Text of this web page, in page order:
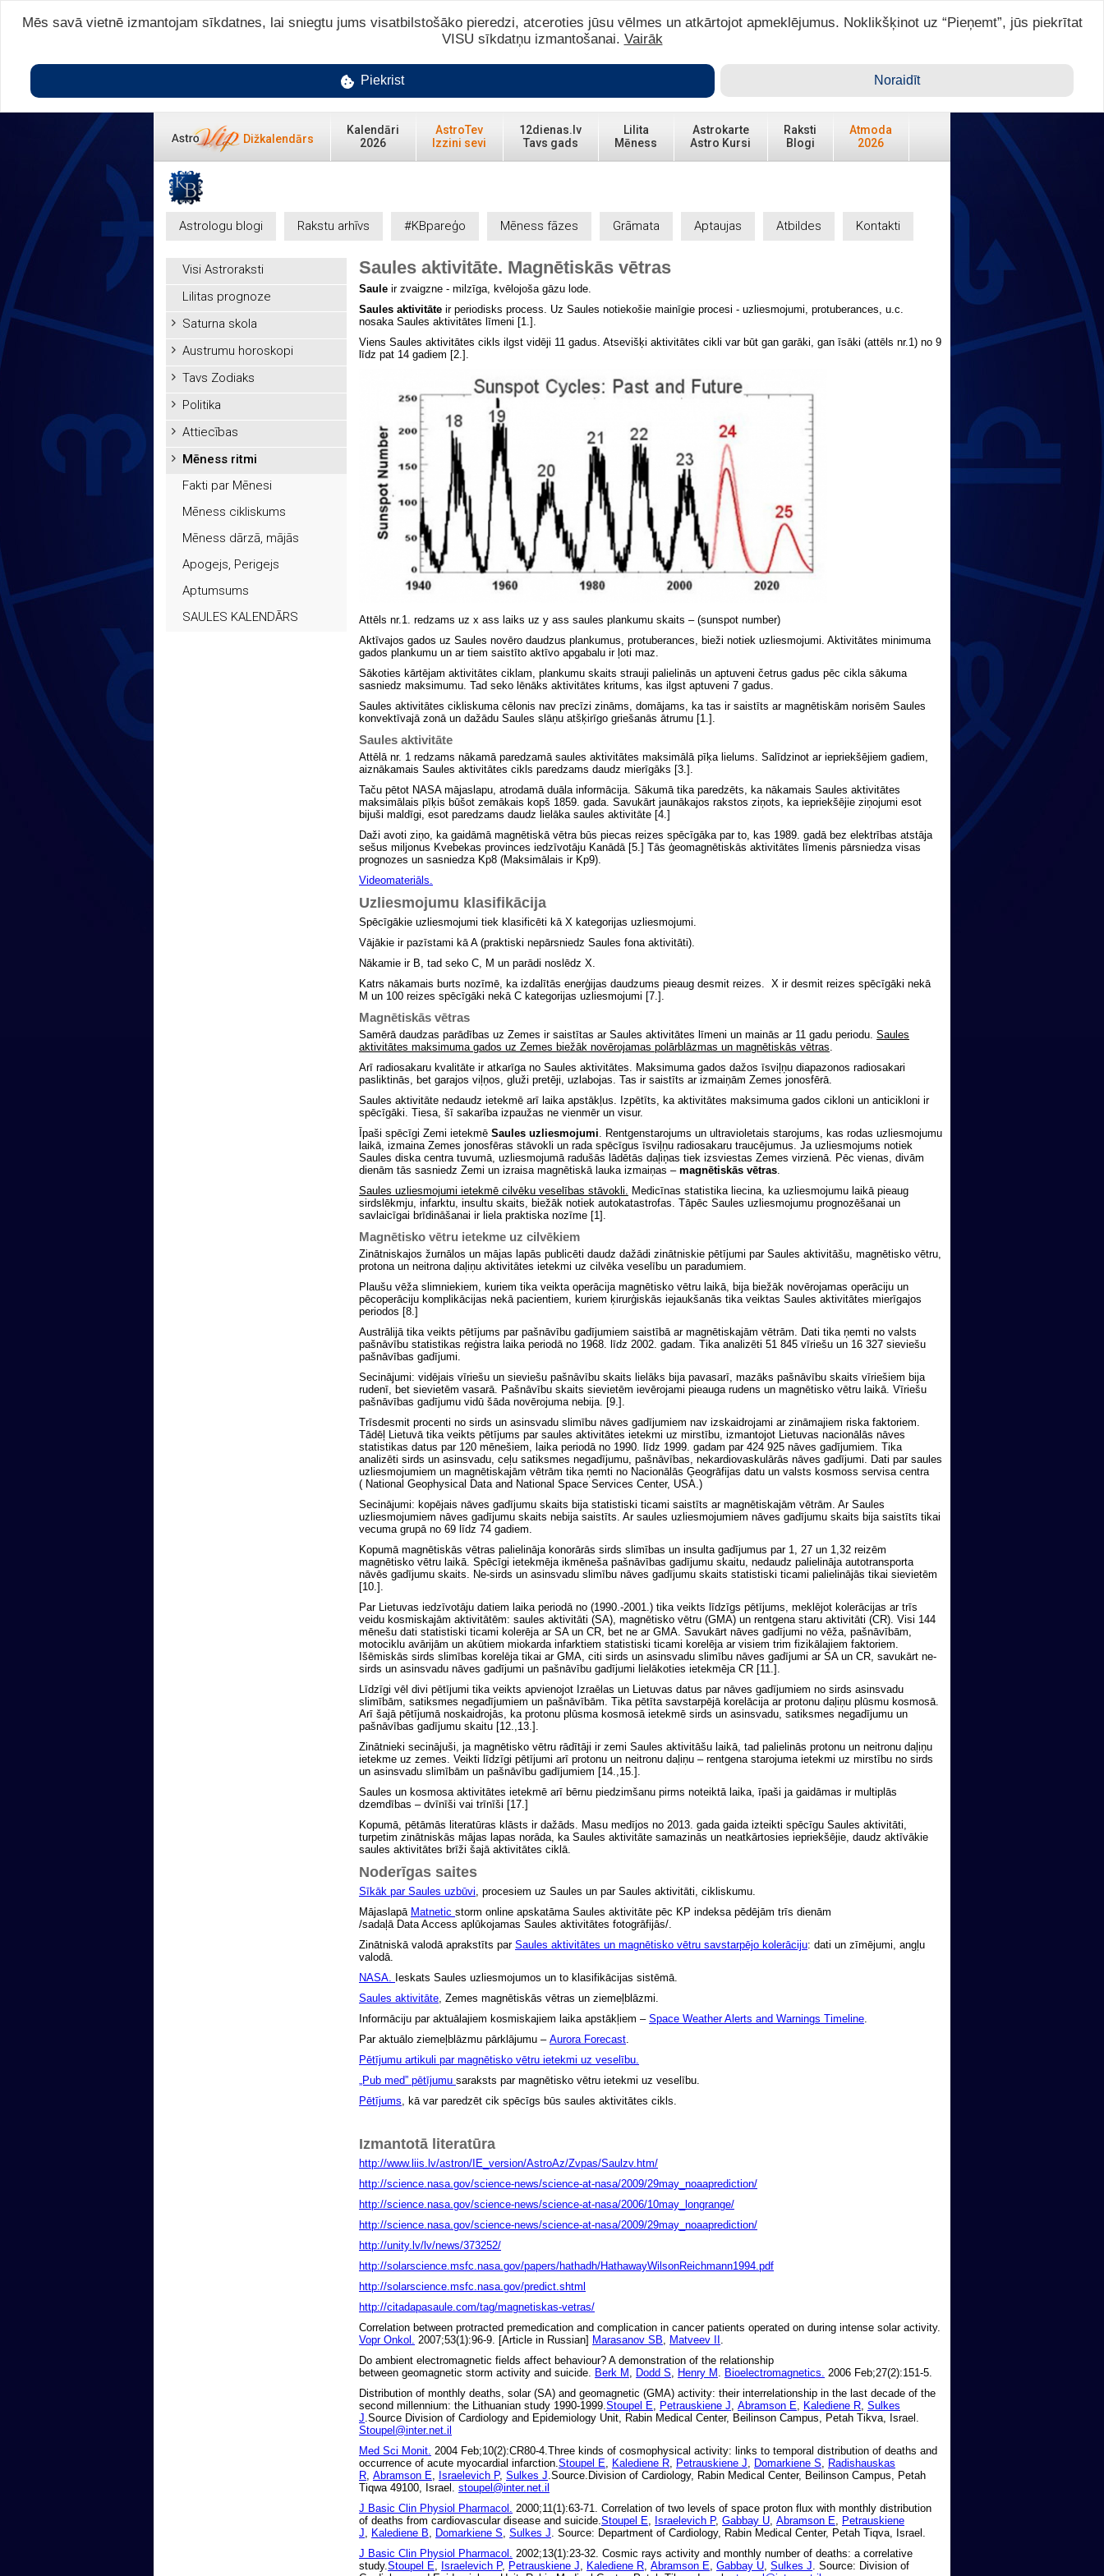
Ienākt ar ASTRO VIP >
Dižkalendārs
Kalendāri
2026
AstroTev
Izzini sevi
12dienas.lv
Tavs gads
Lilita
Mēness
Astrokarte
Astro Kursi
Raksti
Blogi
Atmoda
2026
Astrologu blogi Rakstu arhīvs #KBpareģo Mēness fāzes Grāmata Aptaujas Atbildes Kontakti
Visi Astroraksti
Lilitas prognoze
Saturna skola
Austrumu horoskopi
Tavs Zodiaks
Politika
Attiecības
Mēness ritmi
Fakti par Mēnesi
Mēness cikliskums
Mēness dārzā, mājās
Apogejs, Perigejs
Aptumsums
SAULES KALENDĀRS
Saules aktivitāte. Magnētiskās vētras
Saule ir zvaigzne - milzīga, kvēlojoša gāzu lode.
Saules aktivitāte ir periodisks process. Uz Saules notiekošie mainīgie procesi - uzliesmojumi, protuberances, u.c.
nosaka Saules aktivitātes līmeni [1.].
Viens Saules aktivitātes cikls ilgst vidēji 11 gadus. Atsevišķi aktivitātes cikli var būt gan garāki, gan īsāki (attēls nr.1) no 9
līdz pat 14 gadiem [2.].
Attēls nr.1. redzams uz x ass laiks uz y ass saules plankumu skaits – (sunspot number)
Aktīvajos gados uz Saules novēro daudzus plankumus, protuberances, bieži notiek uzliesmojumi. Aktivitātes minimuma
gados plankumu un ar tiem saistīto aktīvo apgabalu ir ļoti maz.
Sākoties kārtējam aktivitātes ciklam, plankumu skaits strauji palielinās un aptuveni četrus gadus pēc cikla sākuma
sasniedz maksimumu. Tad seko lēnāks aktivitātes kritums, kas ilgst aptuveni 7 gadus.
Saules aktivitātes cikliskuma cēlonis nav precīzi zināms, domājams, ka tas ir saistīts ar magnētiskām norisēm Saules
konvektīvajā zonā un dažādu Saules slāņu atšķirīgo griešanās ātrumu [1.].
Saules aktivitāte
Attēlā nr. 1 redzams nākamā paredzamā saules aktivitātes maksimālā pīķa lielums. Salīdzinot ar iepriekšējiem gadiem,
aiznākamais Saules aktivitātes cikls paredzams daudz mierīgāks [3.].
Taču pētot NASA mājaslapu, atrodamā duāla informācija. Sākumā tika paredzēts, ka nākamais Saules aktivitātes
maksimālais pīķis būšot zemākais kopš 1859. gada. Savukārt jaunākajos rakstos ziņots, ka iepriekšējie ziņojumi esot
bijuši maldīgi, esot paredzams daudz lielāka saules aktivitāte [4.]
Daži avoti ziņo, ka gaidāmā magnētiskā vētra būs piecas reizes spēcīgāka par to, kas 1989. gadā bez elektrības atstāja
sešus miljonus Kvebekas provinces iedzīvotāju Kanādā [5.] Tās ģeomagnētiskās aktivitātes līmenis pārsniedza visas
prognozes un sasniedza Kp8 (Maksimālais ir Kp9).
Videomateriāls.
Uzliesmojumu klasifikācija
Spēcīgākie uzliesmojumi tiek klasificēti kā X kategorijas uzliesmojumi.
Vājākie ir pazīstami kā A (praktiski nepārsniedz Saules fona aktivitāti).
Nākamie ir B, tad seko C, M un parādi noslēdz X.
Katrs nākamais burts nozīmē, ka izdalītās enerģijas daudzums pieaug desmit reizes. X ir desmit reizes spēcīgāki nekā
M un 100 reizes spēcīgāki nekā C kategorijas uzliesmojumi [7.].
Magnētiskās vētras
Samērā daudzas parādības uz Zemes ir saistītas ar Saules aktivitātes līmeni un mainās ar 11 gadu periodu. Saules
aktivitātes maksimuma gados uz Zemes biežāk novērojamas polārblāzmas un magnētiskās vētras.
Arī radiosakaru kvalitāte ir atkarīga no Saules aktivitātes. Maksimuma gados dažos īsviļņu diapazonos radiosakari
pasliktinās, bet garajos viļņos, gluži pretēji, uzlabojas. Tas ir saistīts ar izmaiņām Zemes jonosfērā.
Saules aktivitāte nedaudz ietekmē arī laika apstākļus. Izpētīts, ka aktivitātes maksimuma gados cikloni un anticikloni ir
spēcīgāki. Tiesa, šī sakarība izpaužas ne vienmēr un visur.
Īpaši spēcīgi Zemi ietekmē Saules uzliesmojumi. Rentgenstarojums un ultravioletais starojums, kas rodas uzliesmojumu
laikā, izmaina Zemes jonosfēras stāvokli un rada spēcīgus īsviļņu radiosakaru traucējumus. Ja uzliesmojums notiek
Saules diska centra tuvumā, uzliesmojumā radušās lādētās daļiņas tiek izsviestas Zemes virzienā. Pēc vienas, divām
dienām tās sasniedz Zemi un izraisa magnētiskā lauka izmaiņas – magnētiskās vētras.
Saules uzliesmojumi ietekmē cilvēku veselības stāvokli. Medicīnas statistika liecina, ka uzliesmojumu laikā pieaug
sirdslēkmju, infarktu, insultu skaits, biežāk notiek autokatastrofas. Tāpēc Saules uzliesmojumu prognozēšanai un
savlaicīgai brīdināšanai ir liela praktiska nozīme [1].
Magnētisko vētru ietekme uz cilvēkiem
Zinātniskajos žurnālos un mājas lapās publicēti daudz dažādi zinātniskie pētījumi par Saules aktivitāšu, magnētisko vētru,
protona un neitrona daļiņu aktivitātes ietekmi uz cilvēka veselību un paradumiem.
Plaušu vēža slimniekiem, kuriem tika veikta operācija magnētisko vētru laikā, bija biežāk novērojamas operāciju un
pēcoperāciju komplikācijas nekā pacientiem, kuriem ķirurģiskās iejaukšanās tika veiktas Saules aktivitātes mierīgajos
periodos [8.]
Austrālijā tika veikts pētījums par pašnāvību gadījumiem saistībā ar magnētiskajām vētrām. Dati tika ņemti no valsts
pašnāvību statistikas reģistra laika periodā no 1968. līdz 2002. gadam. Tika analizēti 51 845 vīriešu un 16 327 sieviešu
pašnāvības gadījumi.
Secinājumi: vidējais vīriešu un sieviešu pašnāvību skaits lielāks bija pavasarī, mazāks pašnāvību skaits vīriešiem bija
rudenī, bet sievietēm vasarā. Pašnāvību skaits sievietēm ievērojami pieauga rudens un magnētisko vētru laikā. Vīriešu
pašnāvības gadījumu vidū šāda novērojuma nebija. [9.].
Trīsdesmit procenti no sirds un asinsvadu slimību nāves gadījumiem nav izskaidrojami ar zināmajiem riska faktoriem.
Tādēļ Lietuvā tika veikts pētījums par saules aktivitātes ietekmi uz mirstību, izmantojot Lietuvas nacionālās nāves
statistikas datus par 120 mēnešiem, laika periodā no 1990. līdz 1999. gadam par 424 925 nāves gadījumiem. Tika
analizēti sirds un asinsvadu, ceļu satiksmes negadījumu, pašnāvības, nekardiovaskulārās nāves gadījumi. Dati par saules
uzliesmojumiem un magnētiskajām vētrām tika ņemti no Nacionālās Ģeogrāfijas datu un valsts kosmoss servisa centra
( National Geophysical Data and National Space Services Center, USA.)
Secinājumi: kopējais nāves gadījumu skaits bija statistiski ticami saistīts ar magnētiskajām vētrām. Ar Saules
uzliesmojumiem nāves gadījumu skaits nebija saistīts. Ar saules uzliesmojumiem nāves gadījumu skaits bija saistīts tikai
vecuma grupā no 69 līdz 74 gadiem.
Kopumā magnētiskās vētras palielināja konorārās sirds slimības un insulta gadījumus par 1, 27 un 1,32 reizēm
magnētisko vētru laikā. Spēcīgi ietekmēja ikmēneša pašnāvības gadījumu skaitu, nedaudz palielināja autotransporta
nāvēs gadījumu skaits. Ne-sirds un asinsvadu slimību nāves gadījumu skaits statistiski ticami palielinājās tikai sievietēm
[10.].
Par Lietuvas iedzīvotāju datiem laika periodā no (1990.-2001.) tika veikts līdzīgs pētījums, meklējot kolerācijas ar trīs
veidu kosmiskajām aktivitātēm: saules aktivitāti (SA), magnētisko vētru (GMA) un rentgena staru aktivitāti (CR). Visi 144
mēnešu dati statistiski ticami kolerēja ar SA un CR, bet ne ar GMA. Savukārt nāves gadījumi no vēža, pašnāvībām,
motociklu avārijām un akūtiem miokarda infarktiem statistiski ticami korelēja ar visiem trim fizikālajiem faktoriem.
Išēmiskās sirds slimības korelēja tikai ar GMA, citi sirds un asinsvadu slimību nāves gadījumi ar SA un CR, savukārt ne-
sirds un asinsvadu nāves gadījumi un pašnāvību gadījumi lielākoties ietekmēja CR [11.].
Līdzīgi vēl divi pētījumi tika veikts apvienojot Izraēlas un Lietuvas datus par nāves gadījumiem no sirds asinsvadu
slimībām, satiksmes negadījumiem un pašnāvībām. Tika pētīta savstarpējā korelācija ar protonu daļiņu plūsmu kosmosā.
Arī šajā pētījumā noskaidrojās, ka protonu plūsma kosmosā ietekmē sirds un asinsvadu, satiksmes negadījumu un
pašnāvības gadījumu skaitu [12.,13.].
Zinātnieki secinājuši, ja magnētisko vētru rādītāji ir zemi Saules aktivitāšu laikā, tad palielinās protonu un neitronu daļiņu
ietekme uz zemes. Veikti līdzīgi pētījumi arī protonu un neitronu daļiņu – rentgena starojuma ietekmi uz mirstību no sirds
un asinsvadu slimībām un pašnāvību gadījumiem [14.,15.].
Saules un kosmosa aktivitātes ietekmē arī bērnu piedzimšanu pirms noteiktā laika, īpaši ja gaidāmas ir multiplās
dzemdības – dvīnīši vai trīnīši [17.]
Kopumā, pētāmās literatūras klāsts ir dažāds. Masu medījos no 2013. gada gaida izteikti spēcīgu Saules aktivitāti,
turpetim zinātniskās mājas lapas norāda, ka Saules aktivitāte samazinās un neatkārtosies iepriekšējie, daudz aktīvākie
saules aktivitātes brīži šajā aktivitātes ciklā.
Noderīgas saites
Sīkāk par Saules uzbūvi, procesiem uz Saules un par Saules aktivitāti, cikliskumu.
Mājaslapā Matnetic storm online apskatāma Saules aktivitāte pēc KP indeksa pēdējām trīs dienām
/sadaļā Data Access aplūkojamas Saules aktivitātes fotogrāfijās/.
Zinātniskā valodā aprakstīts par Saules aktivitātes un magnētisko vētru savstarpējo kolerāciju: dati un zīmējumi, angļu
valodā.
NASA. Ieskats Saules uzliesmojumos un to klasifikācijas sistēmā.
Saules aktivitāte, Zemes magnētiskās vētras un ziemeļblāzmi.
Informāciju par aktuālajiem kosmiskajiem laika apstākļiem – Space Weather Alerts and Warnings Timeline.
Par aktuālo ziemeļblāzmu pārklājumu – Aurora Forecast.
Pētījumu artikuli par magnētisko vētru ietekmi uz veselību.
„Pub med” pētījumu saraksts par magnētisko vētru ietekmi uz veselību.
Pētījums, kā var paredzēt cik spēcīgs būs saules aktivitātes cikls.
Izmantotā literatūra
http://www.liis.lv/astron/IE_version/AstroAz/Zvpas/Saulzv.htm/
http://science.nasa.gov/science-news/science-at-nasa/2009/29may_noaaprediction/
http://science.nasa.gov/science-news/science-at-nasa/2006/10may_longrange/
http://science.nasa.gov/science-news/science-at-nasa/2009/29may_noaaprediction/
http://unity.lv/lv/news/373252/
http://solarscience.msfc.nasa.gov/papers/hathadh/HathawayWilsonReichmann1994.pdf
http://solarscience.msfc.nasa.gov/predict.shtml
http://citadapasaule.com/tag/magnetiskas-vetras/
Correlation between protracted premedication and complication in cancer patients operated on during intense solar activity.
Vopr Onkol. 2007;53(1):96-9. [Article in Russian] Marasanov SB, Matveev II .
Do ambient electromagnetic fields affect behaviour? A demonstration of the relationship
between geomagnetic storm activity and suicide. Berk M , Dodd S, Henry M . Bioelectromagnetics. 2006 Feb;27(2):151-5.
Distribution of monthly deaths, solar (SA) and geomagnetic (GMA) activity: their interrelationship in the last decade of the
second millennium: the Lithuanian study 1990-1999.Stoupel E, Petrauskiene J, Abramson E, Kalediene R, Sulkes
J.Source Division of Cardiology and Epidemiology Unit, Rabin Medical Center, Beilinson Campus, Petah Tikva, Israel.
Stoupel@inter.net.il
Med Sci Monit. 2004 Feb;10(2):CR80-4.Three kinds of cosmophysical activity: links to temporal distribution of deaths and
occurrence of acute myocardial infarction.Stoupel E, Kalediene R, Petrauskiene J, Domarkiene S, Radishauskas
R, Abramson E, Israelevich P, Sulkes J.Source.Division of Cardiology, Rabin Medical Center, Beilinson Campus, Petah
Tiqwa 49100, Israel. stoupel@inter.net.il
J Basic Clin Physiol Pharmacol. 2000;11(1):63-71. Correlation of two levels of space proton flux with monthly distribution
of deaths from cardiovascular disease and suicide.Stoupel E, Israelevich P, Gabbay U, Abramson E, Petrauskiene
J, Kalediene B, Domarkiene S, Sulkes J. Source: Department of Cardiology, Rabin Medical Center, Petah Tiqva, Israel.
J Basic Clin Physiol Pharmacol. 2002;13(1):23-32. Cosmic rays activity and monthly number of deaths: a correlative
study.Stoupel E, Israelevich P, Petrauskiene J, Kalediene R, Abramson E, Gabbay U, Sulkes J. Source: Division of
Mēs savā vietnē izmantojam sīkdatnes, lai sniegtu jums visatbilstošāko pieredzi, atceroties jūsu vēlmes un atkārtojot apmeklējumus. Noklikšķinot uz “Pieņemt”, jūs piekrītat
VISU sīkdatņu izmantošanai. Vairāk
Piekrist Noraidīt